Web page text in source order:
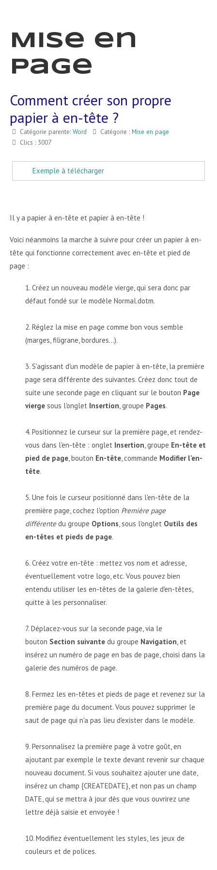
Mise en
page
Comment créer son propre
papier à en-tête ?
Catégorie parente: Word Catégorie : Mise en page
Clics : 3007
Exemple à télécharger
Il y a papier à en-tête et papier à en-tête !
Voici néanmoins la marche à suivre pour créer un papier à en-
tête qui fonctionne correctement avec en-tête et pied de
page :
Créez un nouveau modèle vierge, qui sera donc par
défaut fondé sur le modèle Normal.dotm.
Réglez la mise en page comme bon vous semble
(marges, filigrane, bordures…).
S'agissant d'un modèle de papier à en-tête, la première
page sera différente des suivantes. Créez donc tout de
suite une seconde page en cliquant sur le bouton Page
vierge sous l'onglet Insertion, groupe Pages.
Positionnez le curseur sur la première page, et rendez-
vous dans l'en-tête : onglet Insertion, groupe En-tête et
pied de page, bouton En-tête, commande Modifier l'en-
tête.
Une fois le curseur positionné dans l'en-tête de la
première page, cochez l'option Première page
différentedu groupe Options, sous l'onglet Outils des
en-têtes et pieds de page.
Créez votre en-tête : mettez vos nom et adresse,
éventuellement votre logo, etc. Vous pouvez bien
entendu utiliser les en-têtes de la galerie d'en-têtes,
quitte à les personnaliser.
Déplacez-vous sur la seconde page, via le
bouton Section suivante du groupe Navigation, et
insérez un numéro de page en bas de page, choisi dans la
galerie des numéros de page.
Fermez les en-têtes et pieds de page et revenez sur la
première page du document. Vous pouvez supprimer le
saut de page qui n'a pas lieu d'exister dans le modèle.
Personnalisez la première page à votre goût, en
ajoutant par exemple le texte devant revenir sur chaque
nouveau document. Si vous souhaitez ajouter une date,
insérez un champ {CREATEDATE}, et non pas un champ
DATE, qui se mettra à jour dès que vous ouvrirez une
lettre déjà saisie et envoyée !
Modifiez éventuellement les styles, les jeux de
couleurs et de polices.